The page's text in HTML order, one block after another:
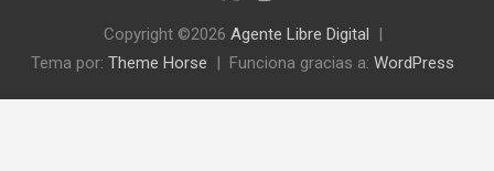
Copyright ©2026 Agente Libre Digital
Tema por: Theme Horse Funciona gracias a: WordPress